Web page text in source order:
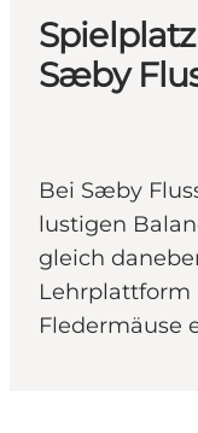
Sæby
Bei Sæby
lustigen
gleich
Lehrplattform
Fledermäuse